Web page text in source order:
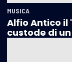
MUSICA
Alfio Antico
custode di